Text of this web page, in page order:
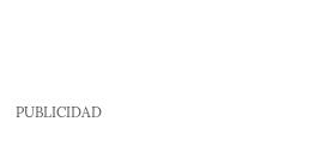
PUBLICIDAD